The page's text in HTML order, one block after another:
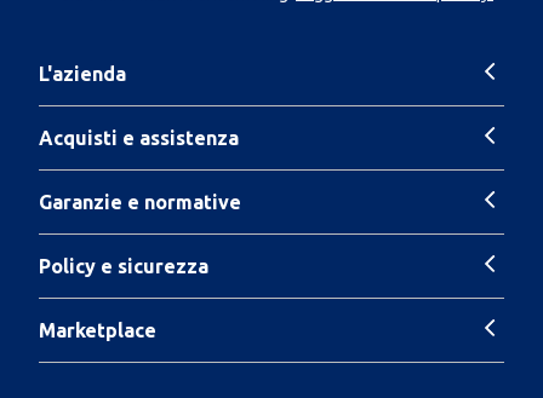
L'azienda
Acquisti e assistenza
Garanzie e normative
Policy e sicurezza
Marketplace